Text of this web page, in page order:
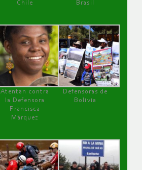
Chile
Brasil
Atentan contra
la Defensora
Francisca
Márquez
Defensoras de
Bolivia